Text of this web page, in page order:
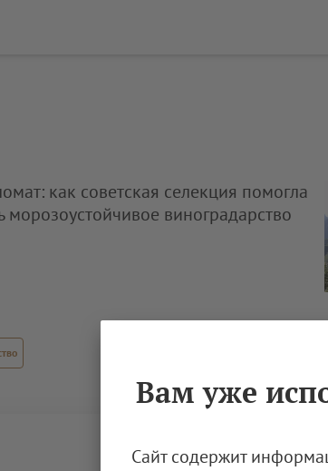
как советская селекция помогла
морозоустойчивое виноградарство
Вам уже
Сайт содержит